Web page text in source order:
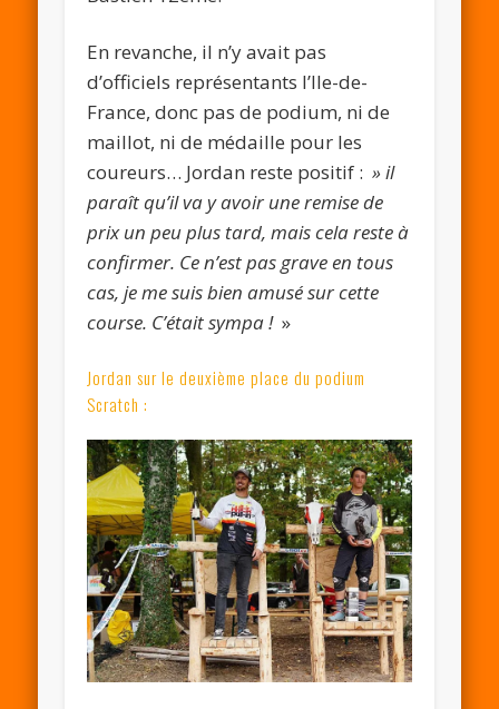
En revanche, il n’y avait pas
d’officiels représentants l’Ile-de-
France, donc pas de podium, ni de
maillot, ni de médaille pour les
coureurs… Jordan reste positif : » il
paraît qu’il va y avoir une remise de
prix un peu plus tard, mais cela reste à
confirmer. Ce n’est pas grave en tous
cas, je me suis bien amusé sur cette
course. C’était sympa ! »
Jordan sur le deuxième place du podium
Scratch :